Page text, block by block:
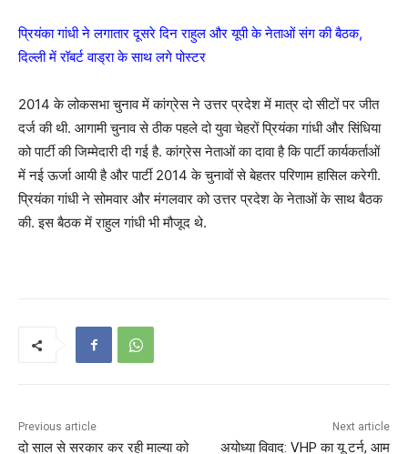
प्रियंका गांधी ने लगातार दूसरे दिन राहुल और यूपी के नेताओं संग की बैठक,
दिल्ली में रॉबर्ट वाड्रा के साथ लगे पोस्टर
2014 के लोकसभा चुनाव में कांग्रेस ने उत्तर प्रदेश में मात्र दो सीटों पर जीत
दर्ज की थी. आगामी चुनाव से ठीक पहले दो युवा चेहरों प्रियंका गांधी और सिंधिया
को पार्टी की जिम्मेदारी दी गई है. कांग्रेस नेताओं का दावा है कि पार्टी कार्यकर्ताओं
में नई ऊर्जा आयी है और पार्टी 2014 के चुनावों से बेहतर परिणाम हासिल करेगी.
प्रियंका गांधी ने सोमवार और मंगलवार को उत्तर प्रदेश के नेताओं के साथ बैठक
की. इस बैठक में राहुल गांधी भी मौजूद थे.
Previous article
दो साल से सरकार कर रही माल्या को
Next article
अयोध्या विवाद: VHP का यू टर्न, आम